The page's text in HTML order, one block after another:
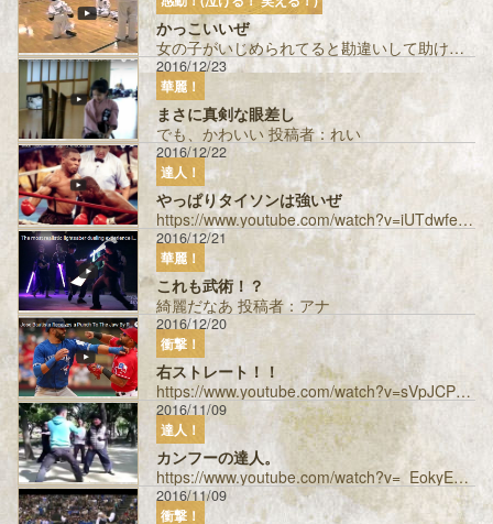
かっこいいぜ
女の子がいじめられてると勘違いして助けに入るヒーロー。将来は巌流島に出て欲しい！！ 投稿者：無双パンチャー...
2016/12/23
華麗！
まさに真剣な眼差し
でも、かわいい 投稿者：れい
2016/12/22
達人！
やっぱりタイソンは強いぜ
https://www.youtube.com/watch?v=iUTdwfe5xsk たまに観てる 投稿者：ぶろしー ...
2016/12/21
華麗！
これも武術！？
綺麗だなあ 投稿者：アナ
2016/12/20
衝撃！
右ストレート！！
https://www.youtube.com/watch?v=sVpJCPwrUes 巌流島がスカウトするべき？ 投稿者：ち...
2016/11/09
達人！
カンフーの達人。
https://www.youtube.com/watch?v=_EokyEhhkVY 渡辺師範と戦って欲しい。 投稿者：アニ...
2016/11/09
衝撃！